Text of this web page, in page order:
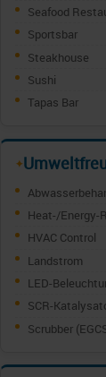
Seafood
Sportsbar
Steakhouse
Sushi
Tapas Bar
✦
Heat-/Energy-
HVAC Control
Landstrom
LED-
SCR-
Scrubber